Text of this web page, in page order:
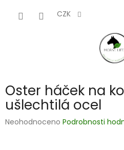
CZK
Oster háček na
ušlechtilá ocel
Průměrné
Neohodnoceno Podrobnosti